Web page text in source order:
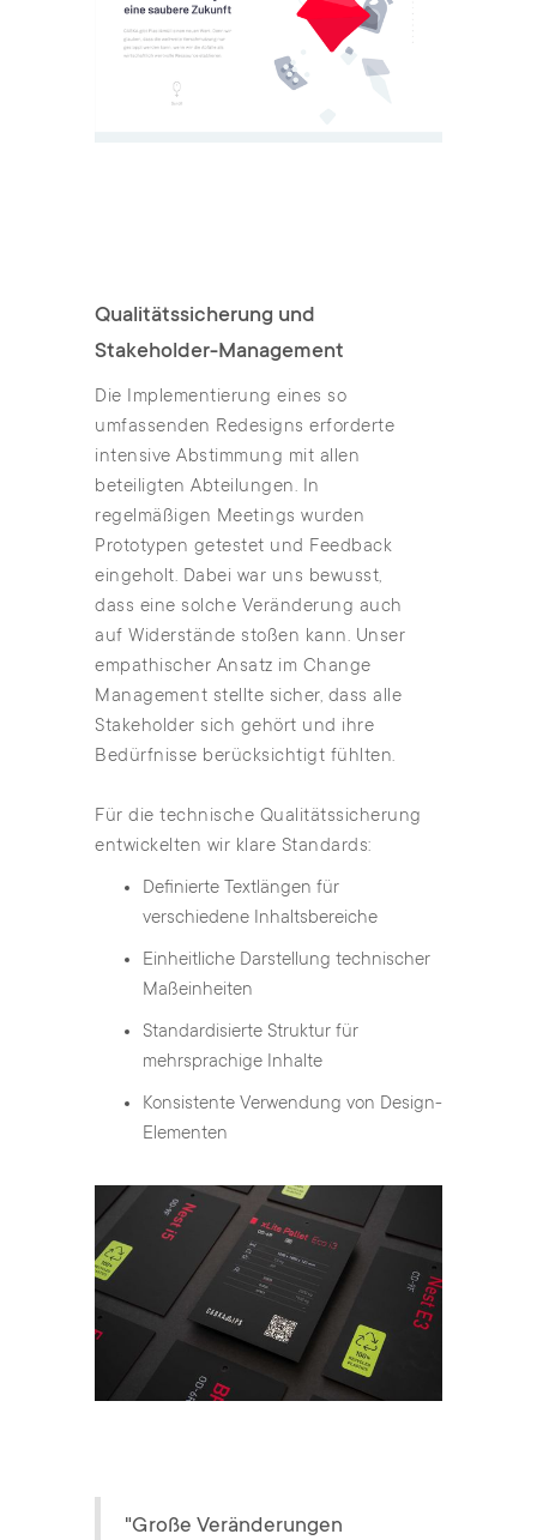
Qualitätssicherung und
Stakeholder-Management
Die Implementierung eines so
umfassenden Redesigns erforderte
intensive Abstimmung mit allen
beteiligten Abteilungen. In
regelmäßigen Meetings wurden
Prototypen getestet und Feedback
eingeholt. Dabei war uns bewusst,
dass eine solche Veränderung auch
auf Widerstände stoßen kann. Unser
empathischer Ansatz im Change
Management stellte sicher, dass alle
Stakeholder sich gehört und ihre
Bedürfnisse berücksichtigt fühlten.
Für die technische Qualitätssicherung
entwickelten wir klare Standards:
Definierte Textlängen für
verschiedene Inhaltsbereiche
Einheitliche Darstellung technischer
Maßeinheiten
Standardisierte Struktur für
mehrsprachige Inhalte
Konsistente Verwendung von Design-
Elementen
"Große Veränderungen